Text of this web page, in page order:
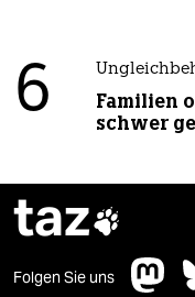
6
Familien
schwer
taz
Folgen Sie uns